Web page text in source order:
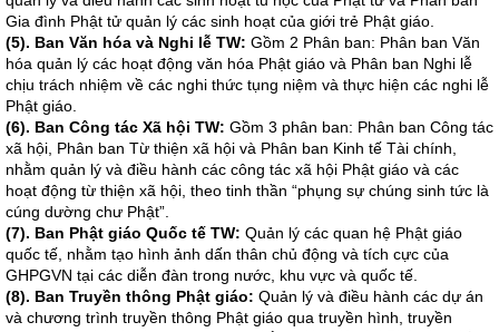
Gia đình Phật tử quản lý các sinh hoạt của giới trẻ Phật giáo.
(5). Ban Văn hóa và Nghi lễ TW: Gồm 2 Phân ban: Phân ban Văn
hóa quản lý các hoạt động văn hóa Phật giáo và Phân ban Nghi lễ
chịu trách nhiệm về các nghi thức tụng niệm và thực hiện các nghi lễ
Phật giáo.
(6). Ban Công tác Xã hội TW: Gồm 3 phân ban: Phân ban Công tác
xã hội, Phân ban Từ thiện xã hội và Phân ban Kinh tế Tài chính,
nhằm quản lý và điều hành các công tác xã hội Phật giáo và các
hoạt động từ thiện xã hội, theo tinh thần “phụng sự chúng sinh tức là
cúng dường chư Phật”.
(7). Ban Phật giáo Quốc tế TW: Quản lý các quan hệ Phật giáo
quốc tế, nhằm tạo hình ảnh dấn thân chủ động và tích cực của
GHPGVN tại các diễn đàn trong nước, khu vực và quốc tế.
(8). Ban Truyền thông Phật giáo: Quản lý và điều hành các dự án
và chương trình truyền thông Phật giáo qua truyền hình, truyền